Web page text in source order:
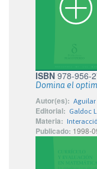
ISBN 978-956-
Domina el
Autor(es): Aguilar
Editorial: Galdoc
Materia:
Publicado: 1998-